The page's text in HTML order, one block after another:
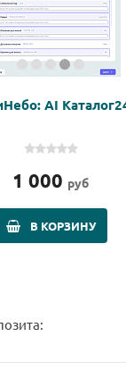
AI
1 000 руб
В КОРЗИНУ